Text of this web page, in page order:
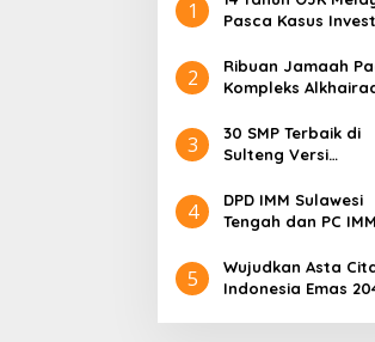
1
Pasca Kasus
Sulteng Menilai
OJK Sangat
2
Ribuan Jamaah
Kompleks
Nasional dan
Hadir
3
30 SMP Terbaik di
Sulteng Versi
4
DPD IMM Sulawesi
Tengah dan PC IMM
Mantan
Palu
5
Wujudkan Asta
Indonesia Emas